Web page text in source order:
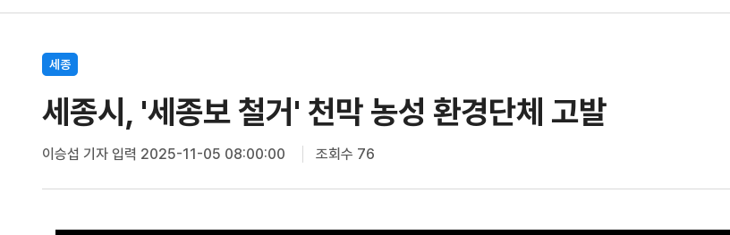
세종
세종시, '세종보 철거' 천막 농성 환경단체 고발
이승섭 기자입력 2025-11-05 08:00:00 조회수 76